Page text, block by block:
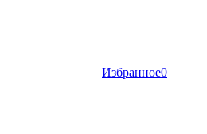
Избранное0